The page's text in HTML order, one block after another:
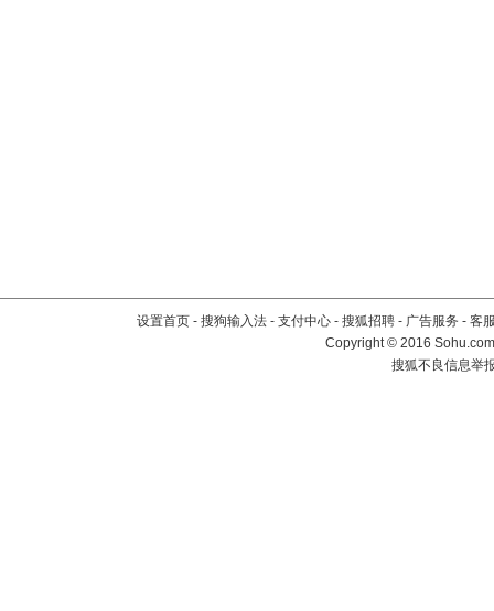
设置首页 - 搜狗输入法 - 支付中心 - 搜狐招聘 - 广告服务 - 客
Copyright©2016
搜狐不良信息举